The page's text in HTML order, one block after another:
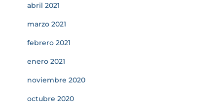
abril 2021
marzo 2021
febrero 2021
enero 2021
noviembre 2020
octubre 2020